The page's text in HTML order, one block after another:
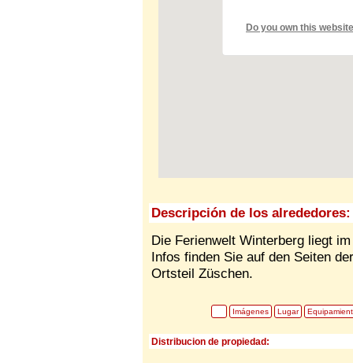
Do you own this
Descripción de los alrededores:
Die Ferienwelt Winterberg liegt
Infos finden Sie auf den Seiten
Ortsteil Züschen.
Imágenes Lugar
Distribucion de propiedad: